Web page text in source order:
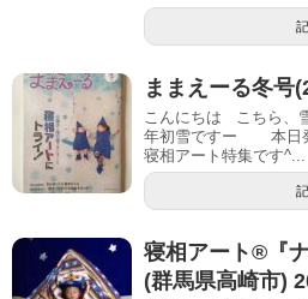
ままえーる冬号
こんにちは こちら、
年初雪ですー 本日
寝相アート特集です^...
寝相アート®︎『
(群馬県高崎市)